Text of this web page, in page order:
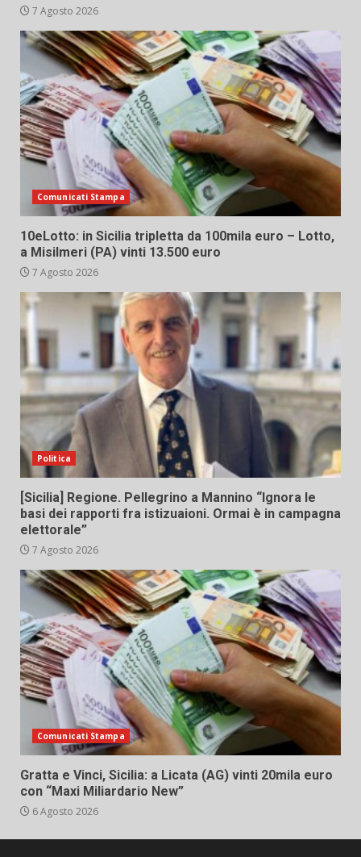
7 Agosto 2026
Comunicati Stampa
10eLotto: in Sicilia tripletta da 100mila euro – Lotto,
a Misilmeri (PA) vinti 13.500 euro
7 Agosto 2026
Politica
[Sicilia] Regione. Pellegrino a Mannino “Ignora le
basi dei rapporti fra istizuaioni. Ormai è in campagna
elettorale”
7 Agosto 2026
Comunicati Stampa
Gratta e Vinci, Sicilia: a Licata (AG) vinti 20mila euro
con “Maxi Miliardario New”
6 Agosto 2026